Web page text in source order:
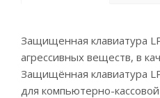
Защищенная клавиатура
агрессивных веществ, в
Защищённая клавиатура
для компьютерно-